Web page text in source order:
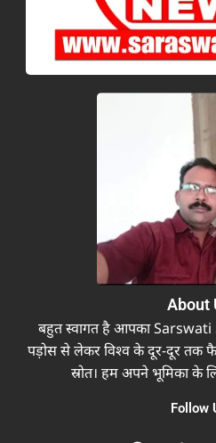
About
बहुत स्वागत है आपका
पड़ोस से लेकर विश्व के दूर-दूर तक
स्रोत। हम अपने भूमिका के
Follow